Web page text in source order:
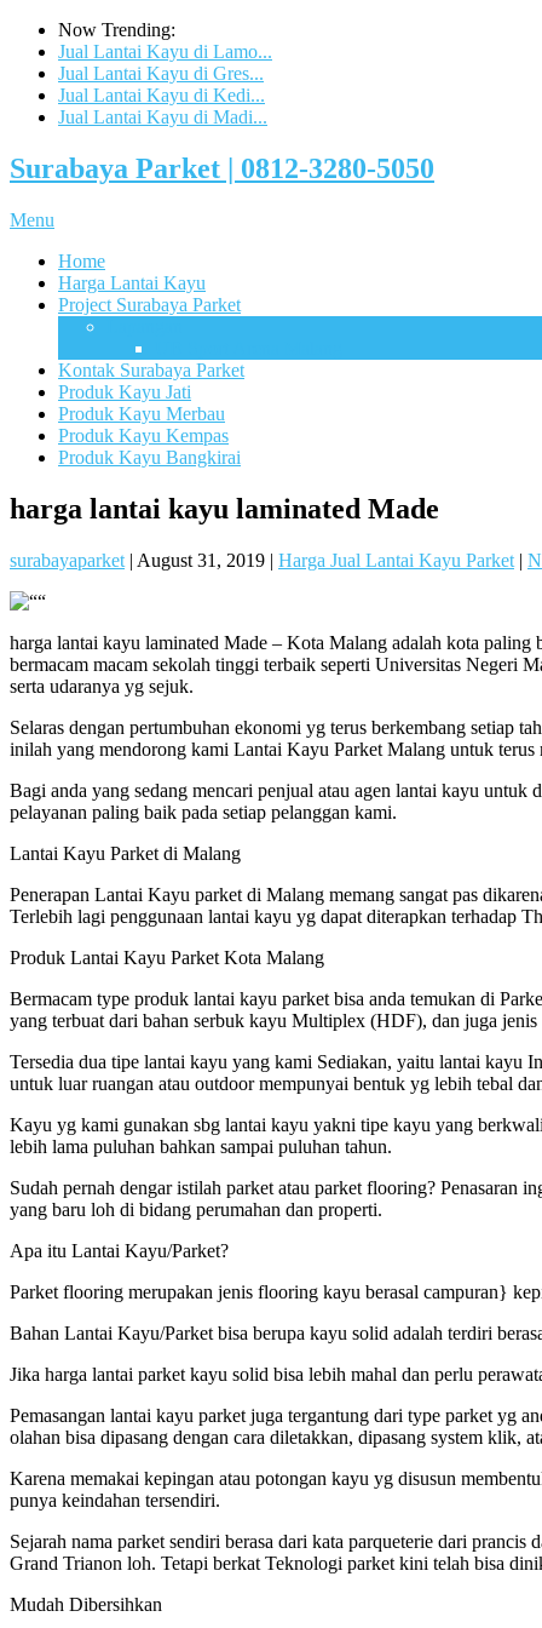
Now Trending:
Jual Lantai Kayu di Lamo...
Jual Lantai Kayu di Gres...
Jual Lantai Kayu di Kedi...
Jual Lantai Kayu di Madi...
Surabaya Parket | 0812-3280-5050
Menu
Home
Harga Lantai Kayu
Project Surabaya Parket
Kontak Surabaya Parket
Produk Kayu Jati
Produk Kayu Merbau
Produk Kayu Kempas
Produk Kayu Bangkirai
harga lantai kayu laminated Made
surabayaparket | August 31, 2019 | Harga Jual Lantai Kayu Parket |
harga lantai kayu laminated Made – Kota Malang adalah kota
bermacam macam sekolah tinggi terbaik seperti Universitas Negeri
serta udaranya yg sejuk.
Selaras dengan pertumbuhan ekonomi yg terus berkembang setiap
inilah yang mendorong kami Lantai Kayu Parket Malang untuk
Bagi anda yang sedang mencari penjual atau agen lantai kayu
pelayanan paling baik pada setiap pelanggan kami.
Lantai Kayu Parket di Malang
Penerapan Lantai Kayu parket di Malang memang sangat pas
Terlebih lagi penggunaan lantai kayu yg dapat diterapkan terhadap
Produk Lantai Kayu Parket Kota Malang
Bermacam type produk lantai kayu parket bisa anda temukan di
yang terbuat dari bahan serbuk kayu Multiplex (HDF), dan juga
Tersedia dua tipe lantai kayu yang kami Sediakan, yaitu lantai kayu
untuk luar ruangan atau outdoor mempunyai bentuk yg lebih tebal
Kayu yg kami gunakan sbg lantai kayu yakni tipe kayu yang
lebih lama puluhan bahkan sampai puluhan tahun.
Sudah pernah dengar istilah parket atau parket flooring? Penasaran
yang baru loh di bidang perumahan dan properti.
Apa itu Lantai Kayu/Parket?
Parket flooring merupakan jenis flooring kayu berasal campuran}
Bahan Lantai Kayu/Parket bisa berupa kayu solid adalah terdiri
Jika harga lantai parket kayu solid bisa lebih mahal dan perlu
Pemasangan lantai kayu parket juga tergantung dari type parket yg
olahan bisa dipasang dengan cara diletakkan, dipasang system klik,
Karena memakai kepingan atau potongan kayu yg disusun
punya keindahan tersendiri.
Sejarah nama parket sendiri berasa dari kata parqueterie dari
Grand Trianon loh. Tetapi berkat Teknologi parket kini telah bisa
Mudah Dibersihkan